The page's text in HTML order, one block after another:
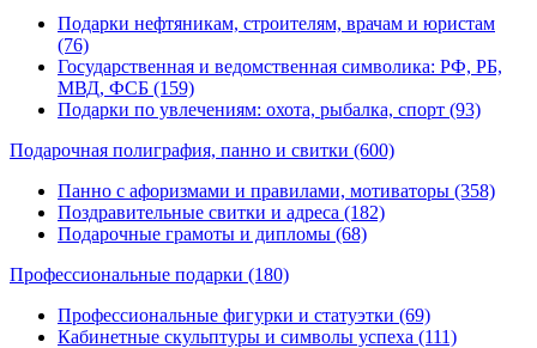
Подарки нефтяникам, строителям, врачам и юристам
(76)
Государственная и ведомственная символика: РФ, РБ,
МВД, ФСБ (159)
Подарки по увлечениям: охота, рыбалка, спорт (93)
Подарочная полиграфия, панно и свитки (600)
Панно с афоризмами и правилами, мотиваторы (358)
Поздравительные свитки и адреса (182)
Подарочные грамоты и дипломы (68)
Профессиональные подарки (180)
Профессиональные фигурки и статуэтки (69)
Кабинетные скульптуры и символы успеха (111)